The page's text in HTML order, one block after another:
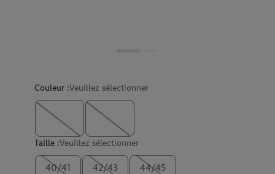
Couleur :Veuillez sélectionner
Taille :Veuillez sélectionner
40/41 42/43 44/45